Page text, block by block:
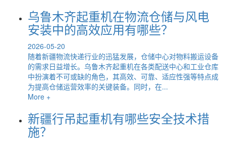
乌鲁木齐起重机在物流仓储与风电
安装中的高效应用有哪些？
2026-05-20
随着新疆物流快递行业的迅猛发展，仓储中心对物料搬运设备
的需求日益增长。乌鲁木齐起重机在各类配送中心和工业仓库
中扮演着不可或缺的角色，其高效、可靠、适应性强等特点成
为提高仓储运营效率的关键装备。同时，在...
More +
新疆行吊起重机有哪些安全技术措
施？